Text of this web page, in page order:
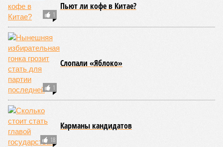
1
Пьют ли кофе в Китае?
1
Слопали «Яблоко»
18
Карманы кандидатов